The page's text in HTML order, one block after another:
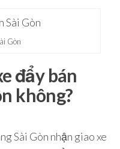
Gòn
đẩy bán
không?
Sài Gòn nhận giao xe